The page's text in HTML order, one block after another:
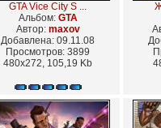
GTA Vice City S ...
Альбом: GTA
Автор: maxov
Добавлена: 09.11.08
Просмотров: 3899
480x272, 105,19 Kb